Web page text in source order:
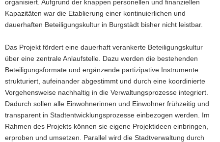
i
g
a
i
o
n
organisiert. Aufgrund der knappen personellen und finanziellen
Kapazitäten war die Etablierung einer kontinuierlichen und
dauerhaften Beteiligungskultur in Burgstädt bisher nicht leistbar.
Das Projekt fördert eine dauerhaft verankerte Beteiligungskultur
über eine zentrale Anlaufstelle. Dazu werden die bestehenden
Beteiligungsformate und ergänzende partizipative Instrumente
strukturiert, aufeinander abgestimmt und durch eine koordinierte
Vorgehensweise nachhaltig in die Verwaltungsprozesse integriert.
Dadurch sollen alle Einwohnerinnen und Einwohner frühzeitig und
transparent in Stadtentwicklungsprozesse einbezogen werden. Im
Rahmen des Projekts können sie eigene Projektideen einbringen,
erproben und umsetzen. Parallel wird die Stadtverwaltung durch